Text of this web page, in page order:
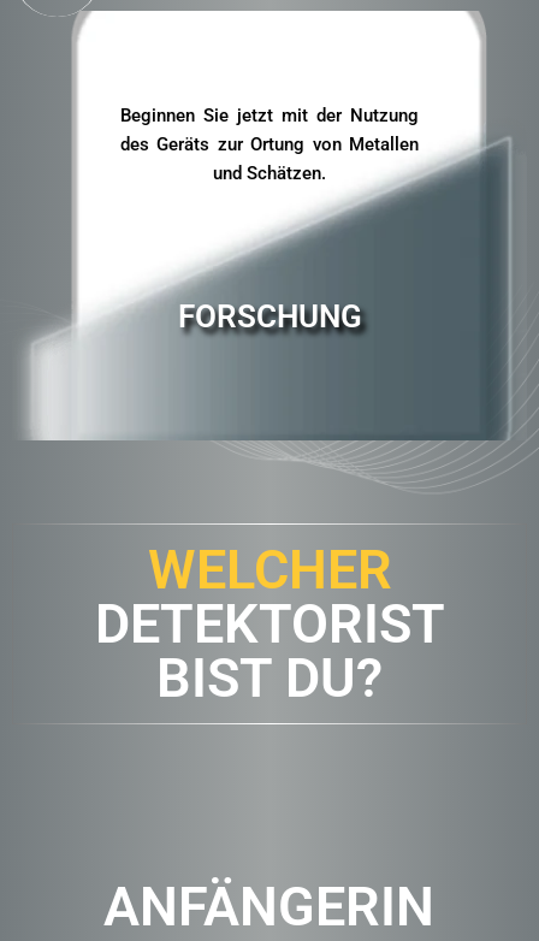
Beginnen Sie jetzt mit der Nutzung
des Geräts zur Ortung von Metallen
und Schätzen.
FORSCHUNG
WELCHER
DETEKTORIST
BIST DU?
ANFÄNGERIN